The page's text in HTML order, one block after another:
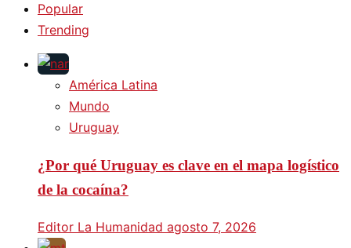
Popular
Trending
América Latina
Mundo
Uruguay
¿Por qué Uruguay es clave en el mapa logístico
de la cocaína?
Editor La Humanidad agosto 7, 2026